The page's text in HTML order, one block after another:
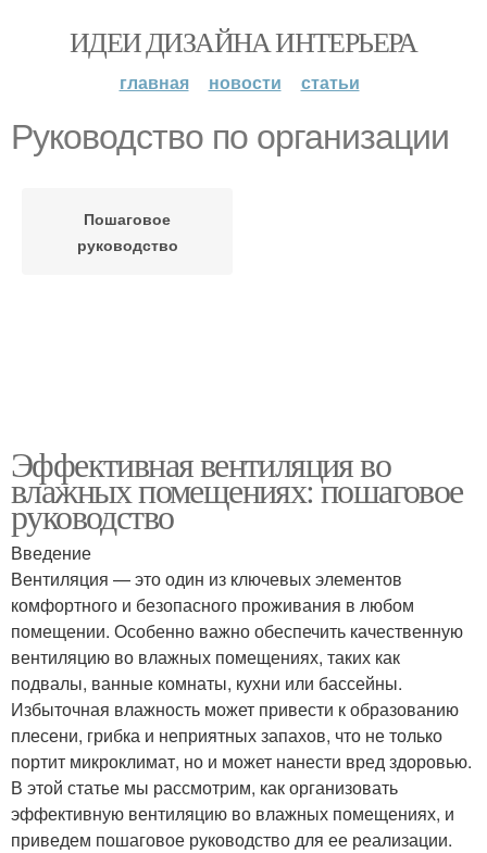
ИДЕИ ДИЗАЙНА ИНТЕРЬЕРА
главная новости статьи
Руководство по организации
Пошаговое
руководство
Эффективная вентиляция во
влажных помещениях: пошаговое
руководство
Введение
Вентиляция — это один из ключевых элементов
комфортного и безопасного проживания в любом
помещении. Особенно важно обеспечить качественную
вентиляцию во влажных помещениях, таких как
подвалы, ванные комнаты, кухни или бассейны.
Избыточная влажность может привести к образованию
плесени, грибка и неприятных запахов, что не только
портит микроклимат, но и может нанести вред здоровью.
В этой статье мы рассмотрим, как организовать
эффективную вентиляцию во влажных помещениях, и
приведем пошаговое руководство для ее реализации.